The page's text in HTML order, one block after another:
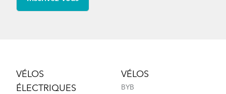
VÉLOS
ÉLECTRIQUES
VÉLOS
BYB